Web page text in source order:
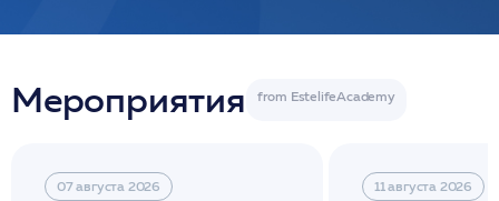
Мероприятия
07 августа 2026 11 августа 2026